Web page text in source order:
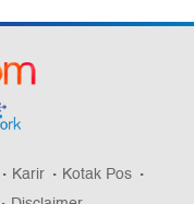
Karir
Kotak Pos